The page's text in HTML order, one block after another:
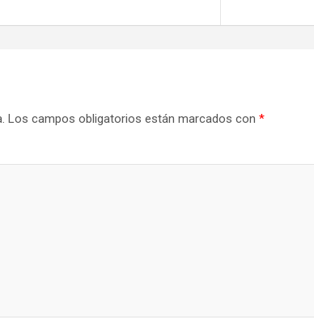
Los campos obligatorios están marcados con *